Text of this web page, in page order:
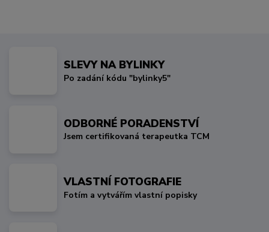
SLEVY NA BYLINKY
Po zadání kódu "bylinky5"
ODBORNÉ PORADENSTVÍ
Jsem certifikovaná terapeutka TCM
VLASTNÍ FOTOGRAFIE
Fotím a vytvářím vlastní popisky